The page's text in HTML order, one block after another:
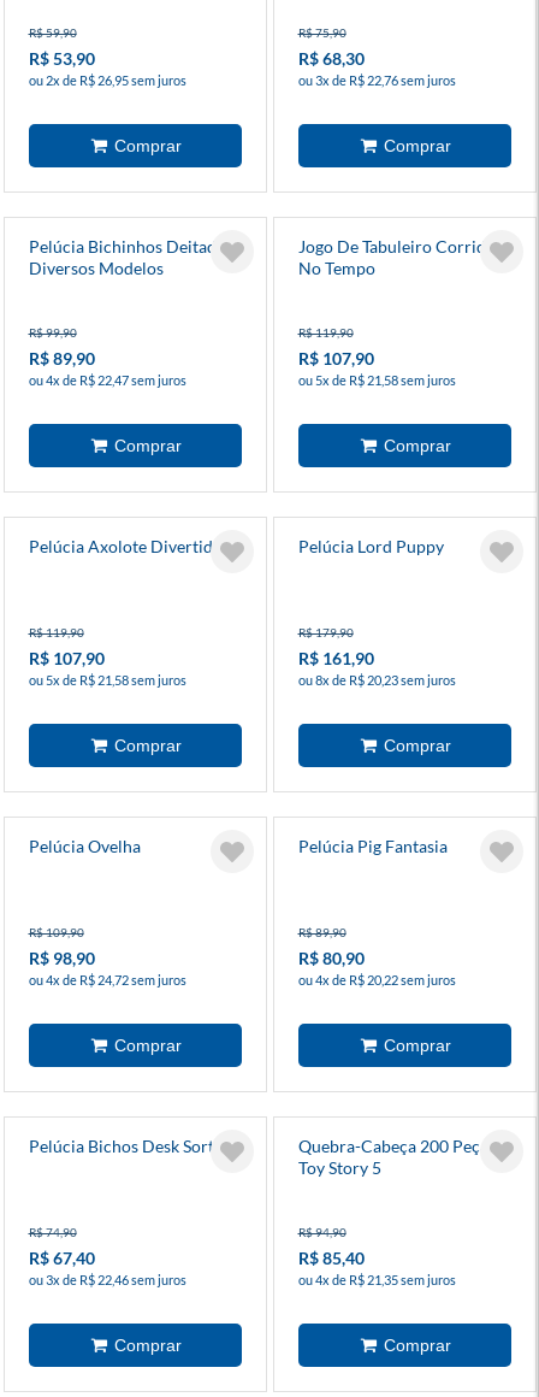
R$ 59,90
R$ 53,90
ou 2x de R$ 26,95 sem juros
R$ 75,90
R$ 68,30
ou 3x de R$ 22,76 sem juros
Pelúcia Bichinhos Deitados
Diversos Modelos
R$ 99,90
R$ 89,90
ou 4x de R$ 22,47 sem juros
Jogo De Tabuleiro Corrida
No Tempo
R$ 119,90
R$ 107,90
ou 5x de R$ 21,58 sem juros
Pelúcia Axolote Divertida
R$ 119,90
R$ 107,90
ou 5x de R$ 21,58 sem juros
Pelúcia Lord Puppy
R$ 179,90
R$ 161,90
ou 8x de R$ 20,23 sem juros
Pelúcia Ovelha
R$ 109,90
R$ 98,90
ou 4x de R$ 24,72 sem juros
Pelúcia Pig Fantasia
R$ 89,90
R$ 80,90
ou 4x de R$ 20,22 sem juros
Pelúcia Bichos Desk Sortido
R$ 74,90
R$ 67,40
ou 3x de R$ 22,46 sem juros
Quebra-Cabeça 200 Peças
Toy Story 5
R$ 94,90
R$ 85,40
ou 4x de R$ 21,35 sem juros